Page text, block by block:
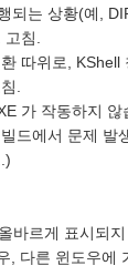
는 상황(예,
침.
따위로, KShell
.
가 작동하지
에서 문제 발
르게 표시되지
다른 윈도우에